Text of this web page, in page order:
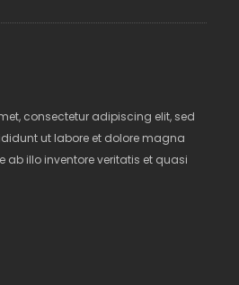
consectetur adipiscing elit, sed
ut labore et dolore magna
ab illo inventore veritatis et quasi